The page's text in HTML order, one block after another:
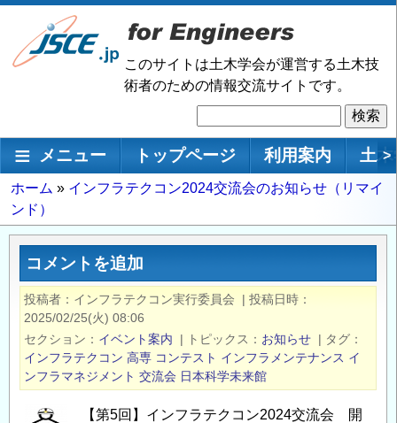
メ
ン
移
動
このサイトは土木学会が運営する土木技
術者のための情報交流サイトです。
索
メインナビゲーション
メニュー トップページ 利用案内 土 >
パ
ン
く
ホーム
インフラテクコン2024交流会のお知らせ（リマイ
ンド）
コメントを追加
投稿者 インフラテクコン実行委員会 | 投稿日時
2025/02/25(火) 08:06
セクション
イベント案内 | トピックス お知らせ | タグ
インフラテクコン 高専 コンテスト インフラメンテナンス イ
ンフラマネジメント 交流会 日本科学未来館
【第5回】インフラテクコン2024交流会 開